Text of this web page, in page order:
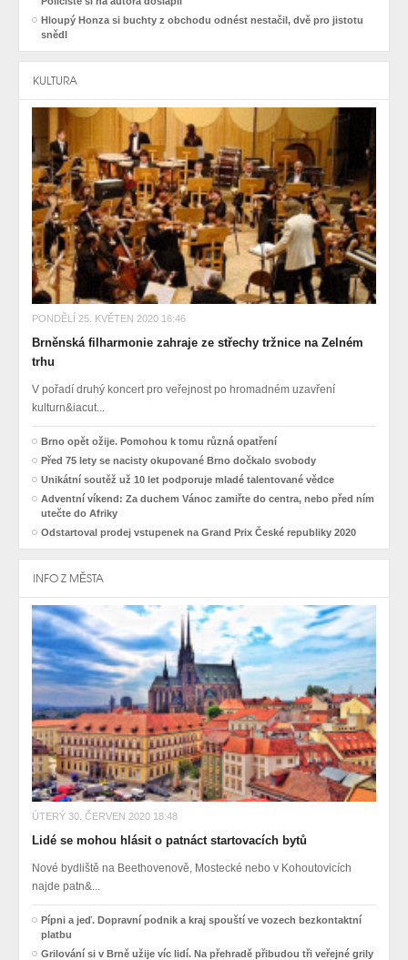
Hloupý Honza si buchty z obchodu odnést nestačil, dvě pro jistotu
snědl
KULTURA
PONDĚLÍ 25. KVĚTEN 2020 16:46
Brněnská filharmonie zahraje ze střechy tržnice na Zelném
trhu
V pořadí druhý koncert pro veřejnost po hromadném uzavření
kulturn&iacut...
Brno opět ožije. Pomohou k tomu různá opatření
Před 75 lety se nacisty okupované Brno dočkalo svobody
Unikátní soutěž už 10 let podporuje mladé talentované vědce
Adventní víkend: Za duchem Vánoc zamiřte do centra, nebo před ním
utečte do Afriky
Odstartoval prodej vstupenek na Grand Prix České republiky 2020
INFO Z MĚSTA
ÚTERÝ 30. ČERVEN 2020 18:48
Lidé se mohou hlásit o patnáct startovacích bytů
Nové bydliště na Beethovenově, Mostecké nebo v Kohoutovicích
najde patn&...
Pípni a jeď. Dopravní podnik a kraj spouští ve vozech bezkontaktní
platbu
Grilování si v Brně užije víc lidí. Na přehradě přibudou tři veřejné grily